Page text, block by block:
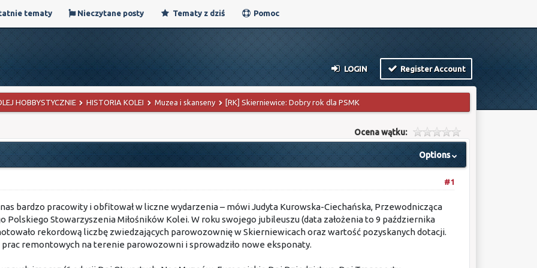
tematy Nieczytane posty Tematy z dziś Pomoc
LOGIN Register Account
HOBBYSTYCZNIE HISTORIA KOLEI Muzea i skanseny [RK] Skierniewice: Dobry rok dla PSMK
Ocena wątku:
Options
#1
nas bardzo pracowity i obfitował w liczne wydarzenia – mówi Judyta Kurowska-Ciechańska, Przewodnicząca
Polskiego Stowarzyszenia Miłośników Kolei. W roku swojego jubileuszu (data założenia to 9 października
rekordową liczbę zwiedzających parowozownię w Skierniewicach oraz wartość pozyskanych dotacji.
prac remontowych na terenie parowozowni i sprowadziło nowe eksponaty.